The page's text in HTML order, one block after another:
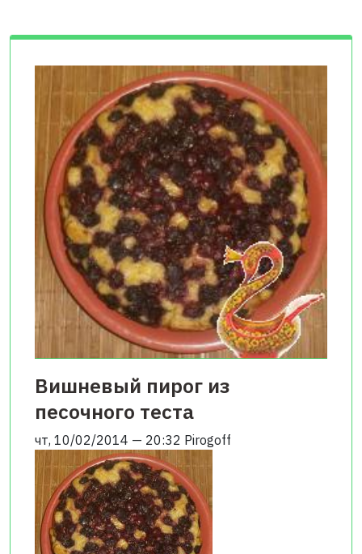
Вишневый пирог из
песочного теста
чт, 10/02/2014 — 20:32 Pirogoff